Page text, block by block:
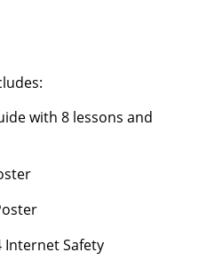
with 8 lessons and
Internet Safety